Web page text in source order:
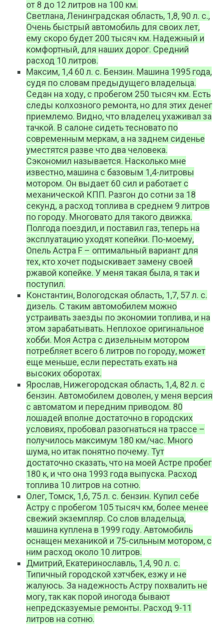
от 8 до 12 литров на 100 км.
Светлана, Ленинградская область, 1,8, 90 л. с.,
Очень быстрый автомобиль для своих лет,
ему скоро будет 200 тысяч км. Надежный и
комфортный, для наших дорог. Средний
расход 10 литров.
Максим, 1,4 60 л. с. Бензин. Машина 1995 года,
судя по словам предыдущего владельца.
Седан на ходу, с пробегом 250 тысяч км. Есть
следы колхозного ремонта, но для этих денег
приемлемо. Видно, что владелец ухаживал за
тачкой. В салоне сидеть тесновато по
современным меркам, а на заднем сиденье
уместятся разве что два человека.
Сэкономил называется. Насколько мне
известно, машина с базовым 1,4-литровы
мотором. Он выдает 60 сил и работает с
механической КПП. Разгон до сотни за 18
секунд, а расход топлива в среднем 9 литров
по городу. Многовато для такого движка.
Полгода поездил, и поставил газ, теперь на
эксплуатацию уходят копейки. По-моему,
Опель Астра F – оптимальный вариант для
тех, кто хочет подыскивает замену своей
ржавой копейке. У меня такая была, я так и
поступил.
Константин, Вологодская область, 1,7, 57 л. с.
дизель. С таким автомобилем можно
устраивать заезды по экономии топлива, и на
этом зарабатывать. Неплохое оригинальное
хобби. Моя Астра с дизельным мотором
потребляет всего 6 литров по городу, может
еще меньше, если перестать ехать на
высоких оборотах.
Ярослав, Нижегородская область, 1,4, 82 л. с
бензин. Автомобилем доволен, у меня версия
с автоматом и передним приводом. 80
лошадей вполне достаточно в городских
условиях, пробовал разогнаться на трассе –
получилось максимум 180 км/час. Много
шума, но итак понятно почему. Тут
достаточно сказать, что на моей Астре пробег
180 к, и что она 1993 года выпуска. Расход
топлива 10 литров на сотню.
Олег, Томск, 1,6, 75 л. с. бензин. Купил себе
Астру с пробегом 105 тысяч км, более менее
свежий экземпляр. Со слов владельца,
машина куплена в 1999 году. Автомобиль
оснащен механикой и 75-сильным мотором, с
ним расход около 10 литров.
Дмитрий, Екатеринославль, 1,4, 90 л. с.
Типичный городской хэтчбек, езжу и не
жалуюсь. За надежность Астру похвалить не
могу, так как порой иногода бывают
непредсказуемые ремонты. Расход 9-11
литров на сотню.